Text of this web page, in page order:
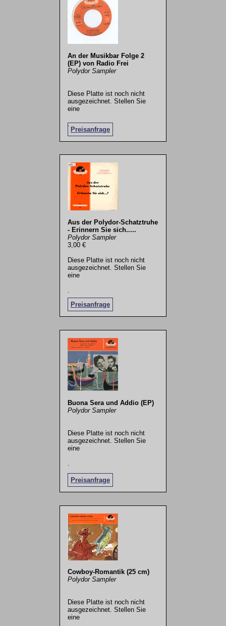
An der Musikbar Folge 2
(EP) von Radio Frei
Polydor Sampler
Diese Platte ist noch nicht
ausgezeichnet. Stellen Sie
eine
Preisanfrage
.
Aus der Polydor-Schatztruhe
- Erinnern Sie sich.....
Polydor Sampler
3,00 €
Diese Platte ist noch nicht
ausgezeichnet. Stellen Sie
eine
Preisanfrage
.
Buona Sera und Addio (EP)
Polydor Sampler
Diese Platte ist noch nicht
ausgezeichnet. Stellen Sie
eine
Preisanfrage
Cowboy-Romantik (25 cm)
Polydor Sampler
Diese Platte ist noch nicht
ausgezeichnet. Stellen Sie
eine